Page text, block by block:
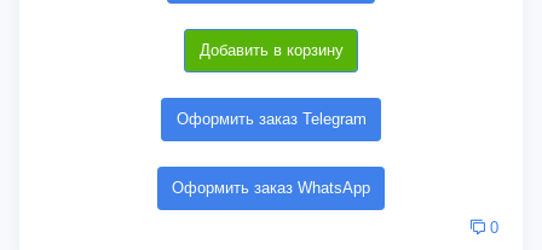
Добавить в корзину
Оформить заказ Telegram
Оформить заказ WhatsApp
0